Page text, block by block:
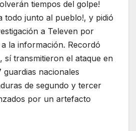
tiempos del golpe!
todo junto al pueblo!, y pidió
a Televen por
la información. Recordó
sí transmitieron el ataque en
nacionales
de segundo y tercer
por un artefacto